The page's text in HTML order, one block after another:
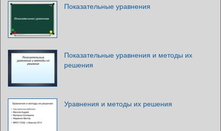
Показательные уравнения
Показательные уравнения и методы их
решения
Уравнения и методы их решения